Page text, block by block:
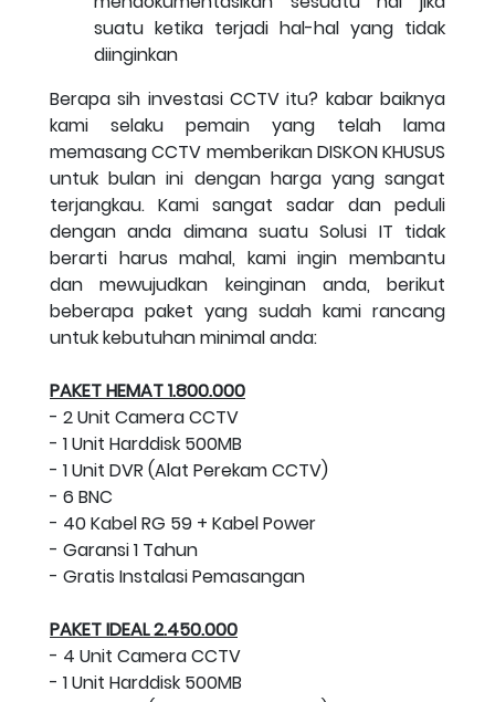
suatu ketika terjadi hal-hal yang tidak
diinginkan
Berapa sih investasi CCTV itu? kabar baiknya
kami selaku pemain yang telah lama
memasang CCTV memberikan DISKON KHUSUS
untuk bulan ini dengan harga yang sangat
terjangkau. Kami sangat sadar dan peduli
dengan anda dimana suatu Solusi IT tidak
berarti harus mahal, kami ingin membantu
dan mewujudkan keinginan anda, berikut
beberapa paket yang sudah kami rancang
untuk kebutuhan minimal anda:
PAKET HEMAT 1.800.000
- 2 Unit Camera CCTV
- 1 Unit Harddisk 500MB
- 1 Unit DVR (Alat Perekam CCTV)
- 6 BNC
- 40 Kabel RG 59 + Kabel Power
- Garansi 1 Tahun
- Gratis Instalasi Pemasangan
PAKET IDEAL 2.450.000
- 4 Unit Camera CCTV
- 1 Unit Harddisk 500MB